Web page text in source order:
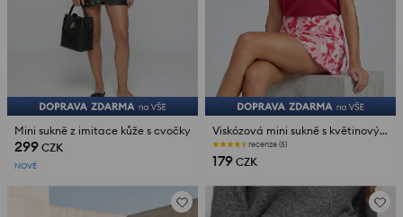
Mini sukně z imitace kůže s cvočky
299 CZK
NOVÉ
Viskózová mini sukně s květinovým motivem
recenze (5)
179 CZK